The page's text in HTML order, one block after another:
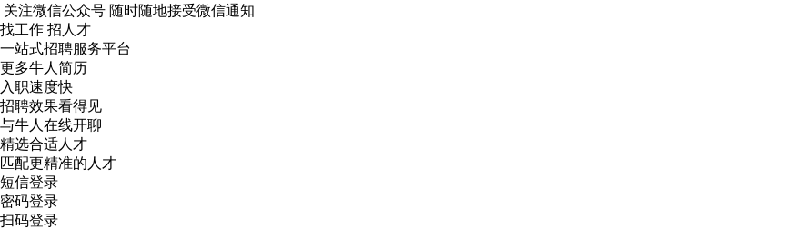
关注微信公众号 随时随地接受微信通知
找工作 招人才
一站式招聘服务平台
更多牛人简历
入职速度快
招聘效果看得见
与牛人在线开聊
精选合适人才
匹配更精准的人才
短信登录
密码登录
扫码登录